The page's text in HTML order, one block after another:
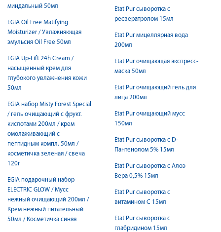
миндальный 50мл
EGIA Oil Free Matifying
Moisturizer / Увлажняющая
эмульсия Oil Free 50мл
EGIA Up-Lift 24h Cream /
насыщенный крем для
глубокого увлажнения кожи
50мл
EGIA набор Misty Forest Special
/ гель очищающий с фрукт.
кислотами 200мл / крем
омолаживающий с
пептидным компл. 50мл /
косметичка зеленая / свеча
120г
EGIA подарочный набор
ELECTRIC GLOW / Мусс
нежный очищающий 200мл /
Крем нежный питательный
50мл / Косметичка синяя
Etat Pur cыворотка с
ресвератролом 15мл
Etat Pur мицеллярная вода
200мл
Etat Pur очищающая экспресс-
маска 50мл
Etat Pur очищающий гель для
лица 200мл
Etat Pur очищающий мусс
150мл
Etat Pur сыворотка с D-
Пантенолом 5% 15мл
Etat Pur сыворотка с Алоэ
Вера 0,5% 15мл
Etat Pur сыворотка с
витамином С 15мл
Etat Pur сыворотка с
глабридином 15мл